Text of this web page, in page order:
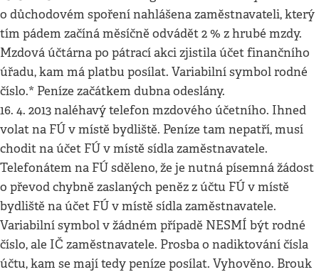
o důchodovém spoření nahlášena zaměstnavateli, který
tím pádem začíná měsíčně odvádět 2 % z hrubé mzdy.
Mzdová účtárna po pátrací akci zjistila účet finančního
úřadu, kam má platbu posílat. Variabilní symbol rodné
číslo.* Peníze začátkem dubna odeslány.
16. 4. 2013 naléhavý telefon mzdového účetního. Ihned
volat na FÚ v místě bydliště. Peníze tam nepatří, musí
chodit na účet FÚ v místě sídla zaměstnavatele.
Telefonátem na FÚ sděleno, že je nutná písemná žádost
o převod chybně zaslaných peněz z účtu FÚ v místě
bydliště na účet FÚ v místě sídla zaměstnavatele.
Variabilní symbol v žádném případě NESMÍ být rodné
číslo, ale IČ zaměstnavatele. Prosba o nadiktování čísla
účtu, kam se mají tedy peníze posílat. Vyhověno. Brouk